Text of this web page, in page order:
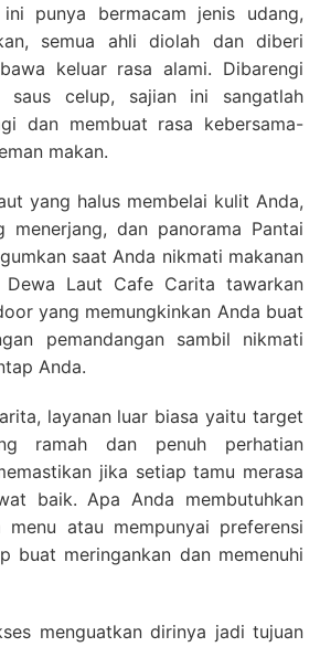
punya bermacam jenis udang,
semua ahli diolah dan diberi
keluar rasa alami. Dibarengi
saus celup, sajian ini sangatlah
dan membuat rasa kebersama-
makan.
yang halus membelai kulit Anda,
menerjang, dan panorama Pantai
saat Anda nikmati makanan
Laut Cafe Carita tawarkan
yang memungkinkan Anda buat
pemandangan sambil nikmati
Anda.
layanan luar biasa yaitu target
ramah dan penuh perhatian
jika setiap tamu merasa
baik. Apa Anda membutuhkan
menu atau mempunyai preferensi
buat meringankan dan memenuhi
menguatkan dirinya jadi tujuan